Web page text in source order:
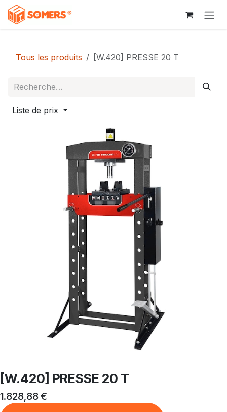
Se rendre au contenu
Tous les produits [W.420] PRESSE 20 T
Liste de prix
[W.420] PRESSE 20 T
1.828,88€